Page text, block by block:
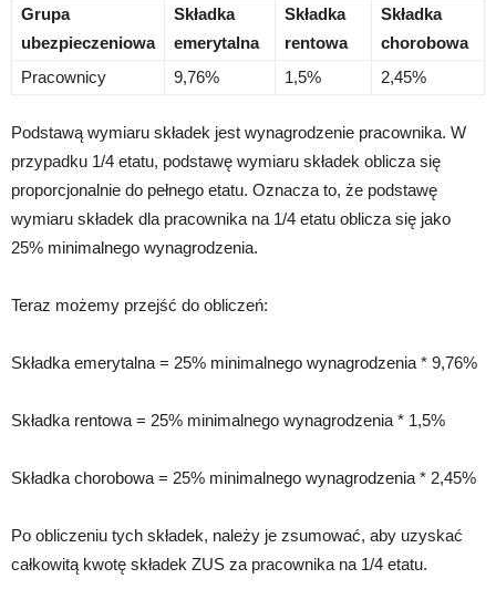
Grupa
ubezpieczeniowa
Składka
emerytalna
Składka
rentowa
Składka
chorobowa
Pracownicy
9,76% 1,5% 2,45%
Podstawą wymiaru składek jest wynagrodzenie pracownika. W
przypadku 1/4 etatu, podstawę wymiaru składek oblicza się
proporcjonalnie do pełnego etatu. Oznacza to, że podstawę
wymiaru składek dla pracownika na 1/4 etatu oblicza się jako
25% minimalnego wynagrodzenia.
Teraz możemy przejść do obliczeń:
Składka emerytalna = 25% minimalnego wynagrodzenia * 9,76%
Składka rentowa = 25% minimalnego wynagrodzenia * 1,5%
Składka chorobowa = 25% minimalnego wynagrodzenia * 2,45%
Po obliczeniu tych składek, należy je zsumować, aby uzyskać
całkowitą kwotę składek ZUS za pracownika na 1/4 etatu.